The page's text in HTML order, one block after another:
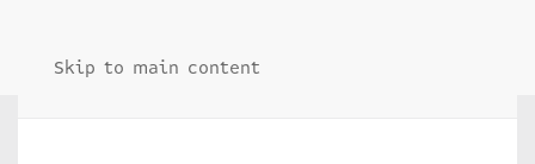
Skip to main content